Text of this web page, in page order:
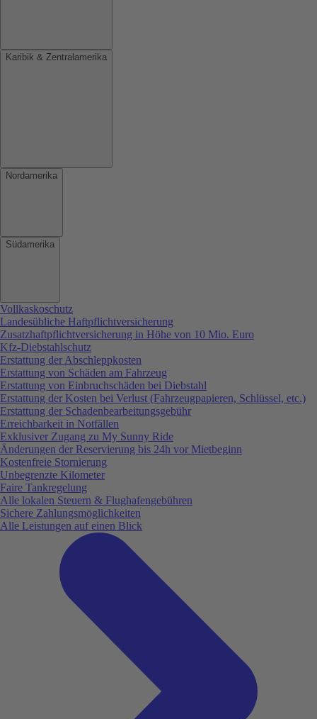
Karibik & Zentralamerika
Nordamerika
Südamerika
Vollkaskoschutz
Landesübliche Haftpflichtversicherung
Zusatzhaftpflichtversicherung in Höhe von 10 Mio. Euro
Kfz-Diebstahlschutz
Erstattung der Abschleppkosten
Erstattung von Schäden am Fahrzeug
Erstattung von Einbruchschäden bei Diebstahl
Erstattung der Kosten bei Verlust (Fahrzeugpapieren, Schlüssel, etc.)
Erstattung der Schadenbearbeitungsgebühr
Erreichbarkeit in Notfällen
Exklusiver Zugang zu My Sunny Ride
Änderungen der Reservierung bis 24h vor Mietbeginn
Kostenfreie Stornierung
Unbegrenzte Kilometer
Faire Tankregelung
Alle lokalen Steuern & Flughafengebühren
Sichere Zahlungsmöglichkeiten
Alle Leistungen auf einen Blick